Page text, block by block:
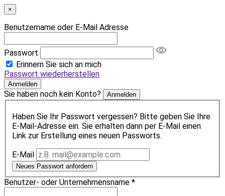
×
Benutzername oder E-Mail Adresse
Passwort
Erinnern Sie sich an mich
Passwort wiederherstellen
Anmelden
Sie haben noch kein Konto? Anmelden
Haben Sie Ihr Passwort vergessen? Bitte geben Sie Ihre
E-Mail-Adresse ein. Sie erhalten dann per E-Mail einen
Link zur Erstellung eines neuen Passworts.
E-Mail
Neues Passwort anfordern
Benutzer- oder Unternehmensname *